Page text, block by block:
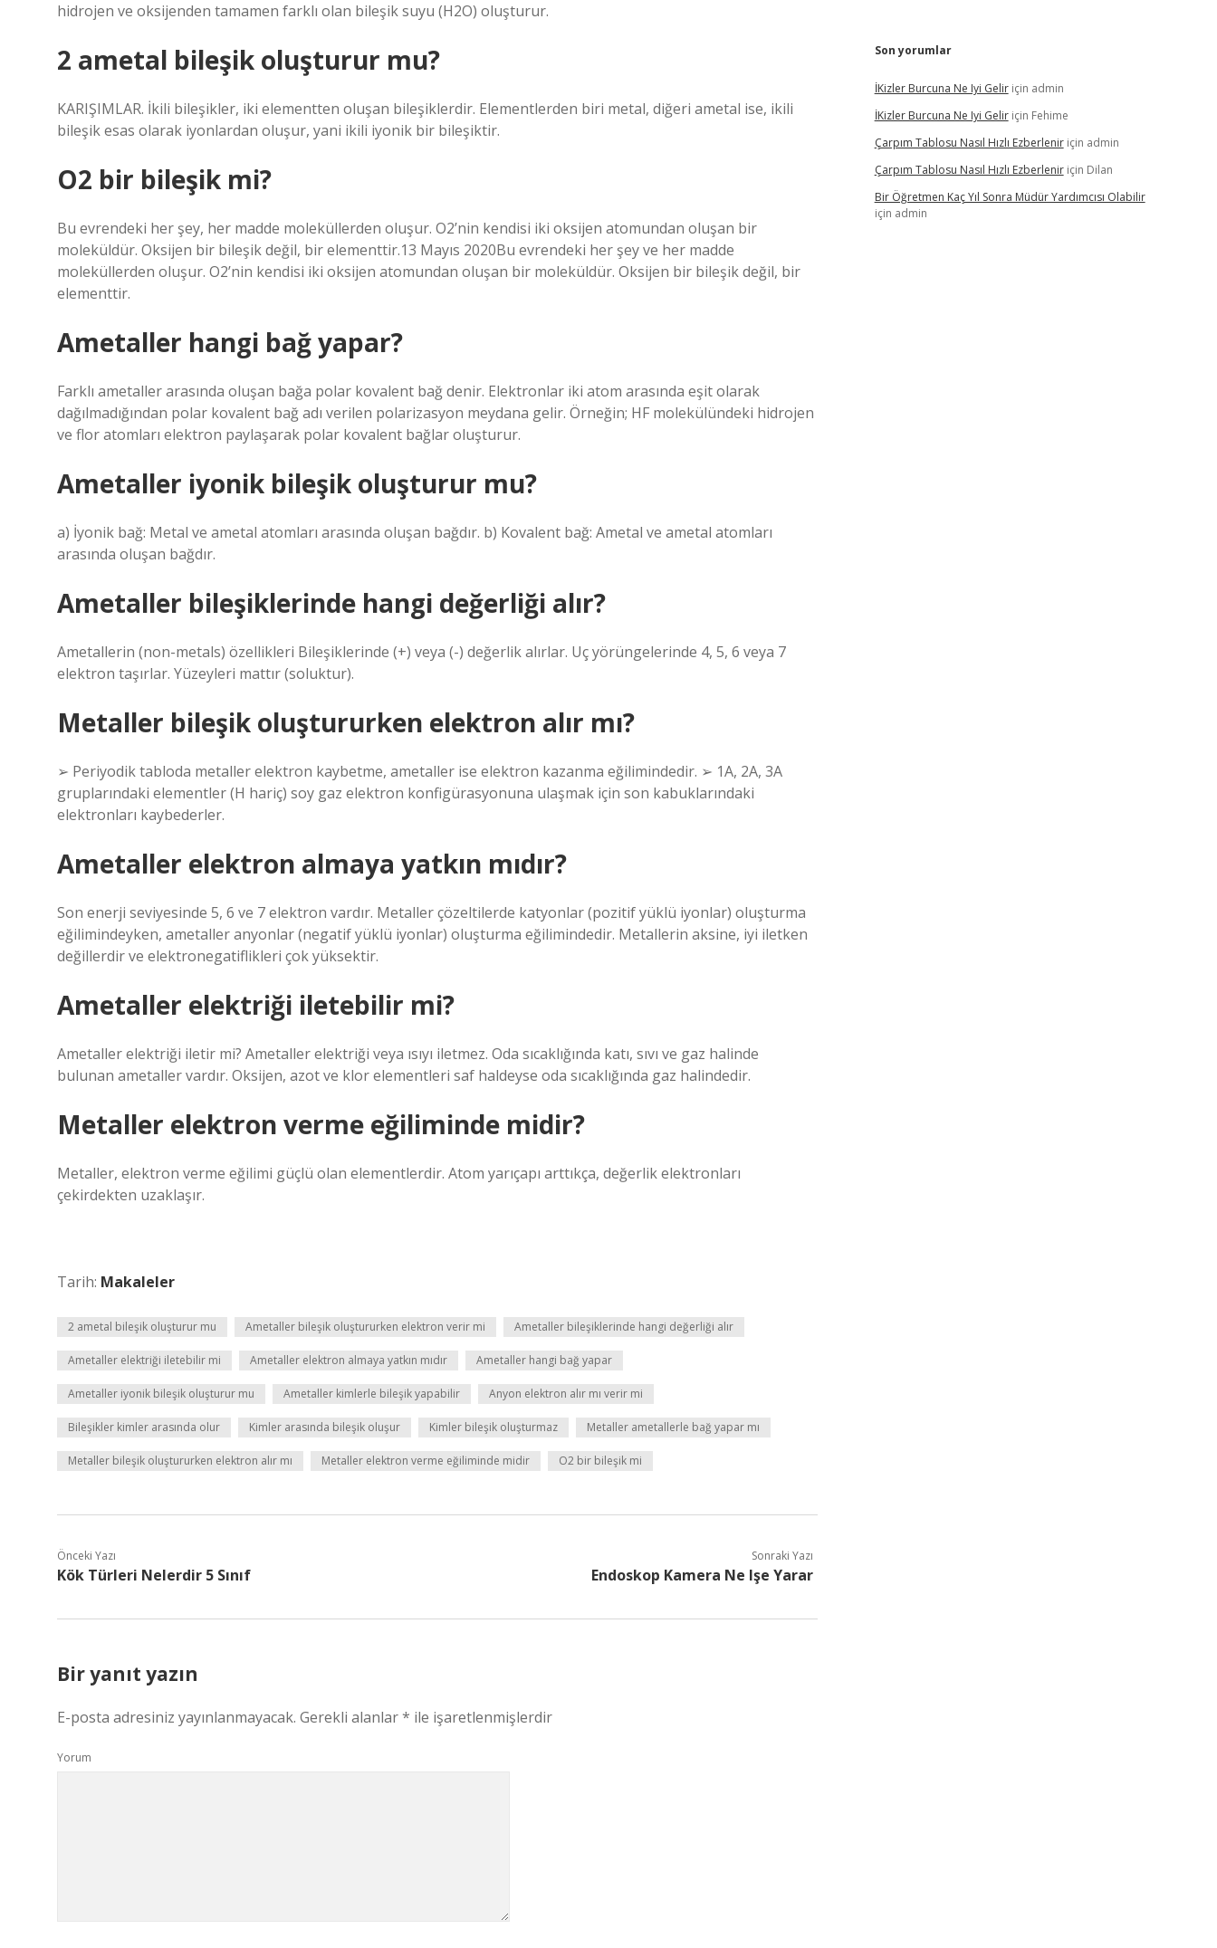
hidrojen ve oksijenden tamamen farklı olan bileşik suyu (H2O) oluşturur.
2 ametal bileşik oluşturur mu?
KARIŞIMLAR. İkili bileşikler, iki elementten oluşan bileşiklerdir. Elementlerden biri metal, diğeri ametal ise, ikili
bileşik esas olarak iyonlardan oluşur, yani ikili iyonik bir bileşiktir.
O2 bir bileşik mi?
Bu evrendeki her şey, her madde moleküllerden oluşur. O2’nin kendisi iki oksijen atomundan oluşan bir
moleküldür. Oksijen bir bileşik değil, bir elementtir.13 Mayıs 2020Bu evrendeki her şey ve her madde
moleküllerden oluşur. O2’nin kendisi iki oksijen atomundan oluşan bir moleküldür. Oksijen bir bileşik değil, bir
elementtir.
Ametaller hangi bağ yapar?
Farklı ametaller arasında oluşan bağa polar kovalent bağ denir. Elektronlar iki atom arasında eşit olarak
dağılmadığından polar kovalent bağ adı verilen polarizasyon meydana gelir. Örneğin; HF molekülündeki hidrojen
ve flor atomları elektron paylaşarak polar kovalent bağlar oluşturur.
Ametaller iyonik bileşik oluşturur mu?
a) İyonik bağ: Metal ve ametal atomları arasında oluşan bağdır. b) Kovalent bağ: Ametal ve ametal atomları
arasında oluşan bağdır.
Ametaller bileşiklerinde hangi değerliği alır?
Ametallerin (non-metals) özellikleri Bileşiklerinde (+) veya (-) değerlik alırlar. Uç yörüngelerinde 4, 5, 6 veya 7
elektron taşırlar. Yüzeyleri mattır (soluktur).
Metaller bileşik oluştururken elektron alır mı?
➢ Periyodik tabloda metaller elektron kaybetme, ametaller ise elektron kazanma eğilimindedir. ➢ 1A, 2A, 3A
gruplarındaki elementler (H hariç) soy gaz elektron konfigürasyonuna ulaşmak için son kabuklarındaki
elektronları kaybederler.
Ametaller elektron almaya yatkın mıdır?
Son enerji seviyesinde 5, 6 ve 7 elektron vardır. Metaller çözeltilerde katyonlar (pozitif yüklü iyonlar) oluşturma
eğilimindeyken, ametaller anyonlar (negatif yüklü iyonlar) oluşturma eğilimindedir. Metallerin aksine, iyi iletken
değillerdir ve elektronegatiflikleri çok yüksektir.
Ametaller elektriği iletebilir mi?
Ametaller elektriği iletir mi? Ametaller elektriği veya ısıyı iletmez. Oda sıcaklığında katı, sıvı ve gaz halinde
bulunan ametaller vardır. Oksijen, azot ve klor elementleri saf haldeyse oda sıcaklığında gaz halindedir.
Metaller elektron verme eğiliminde midir?
Metaller, elektron verme eğilimi güçlü olan elementlerdir. Atom yarıçapı arttıkça, değerlik elektronları
çekirdekten uzaklaşır.
Tarih: Makaleler
2 ametal bileşik oluşturur mu Ametaller bileşik oluştururken elektron verir mi Ametaller bileşiklerinde hangi değerliği alır
Ametaller elektriği iletebilir mi Ametaller elektron almaya yatkın mıdır Ametaller hangi bağ yapar
Ametaller iyonik bileşik oluşturur mu Ametaller kimlerle bileşik yapabilir Anyon elektron alır mı verir mi
Bileşikler kimler arasında olur Kimler arasında bileşik oluşur Kimler bileşik oluşturmaz Metaller ametallerle bağ yapar mı
Metaller bileşik oluştururken elektron alır mı Metaller elektron verme eğiliminde midir O2 bir bileşik mi
Önceki Yazı
Kök Türleri Nelerdir 5 Sınıf
Sonraki Yazı
Endoskop Kamera Ne Işe Yarar
Bir yanıt yazın
E-posta adresiniz yayınlanmayacak. Gerekli alanlar* ile işaretlenmişlerdir
Yorum
Son yorumlar
İKizler Burcuna Ne Iyi Geliriçin admin
İKizler Burcuna Ne Iyi Geliriçin Fehime
Çarpım Tablosu Nasıl Hızlı Ezberleniriçin admin
Çarpım Tablosu Nasıl Hızlı Ezberleniriçin Dilan
Bir Öğretmen Kaç Yıl Sonra Müdür Yardımcısı Olabilir
için admin